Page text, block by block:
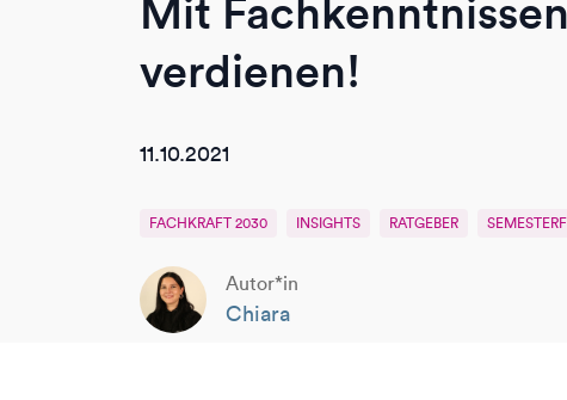
Mit
verdienen!
11.10.2021
FACHKRAFT 2030 INSIGHTS RATGEBER
Autor*in
Chiara